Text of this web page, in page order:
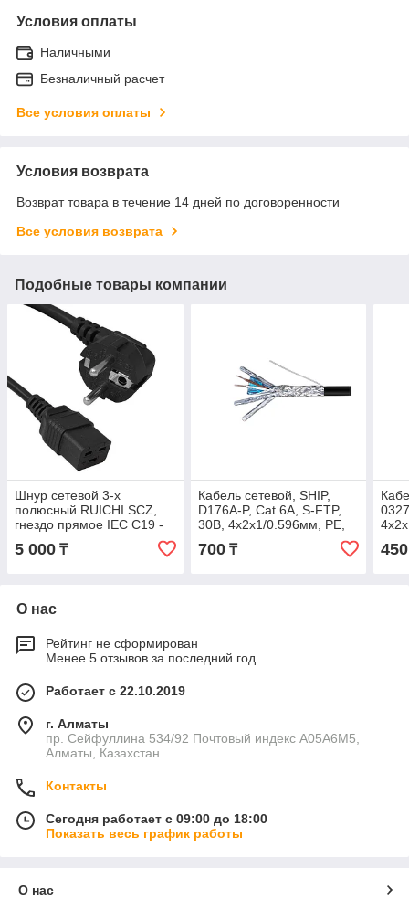
Условия оплаты
Наличными
Безналичный расчет
Все условия оплаты
Условия возврата
Возврат товара в течение 14 дней по договоренности
Все условия возврата
Подобные товары компании
Шнур сетевой 3-х
полюсный RUICHI SCZ,
гнездо прямое IEC C19 -
вилка угловая Schuko, 3
м, 3x1.5 мм2,
5 000 ₸
Кабель сетевой, SHIP,
D176A-P, Cat.6A, S-FTP,
30В, 4x2x1/0.596мм, PE,
305 м в катушке (Двойной
экран
700₸ 450
О нас
Рейтинг не сформирован
Менее 5 отзывов за последний год
Работает с 22.10.2019
г. Алматы
пр. Сейфуллина 534/92 Почтовый индекс A05A6M5,
Алматы, Казахстан
Контакты
Сегодня работает с 09:00 до 18:00
Показать весь график работы
О нас